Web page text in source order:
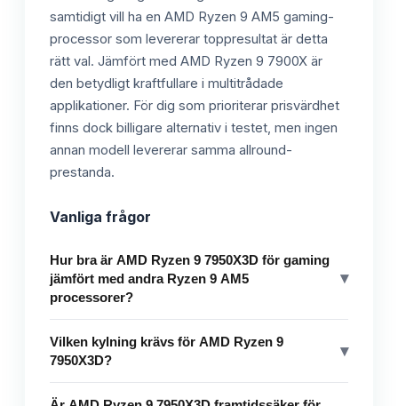
samtidigt vill ha en AMD Ryzen 9 AM5 gaming-
processor som levererar toppresultat är detta
rätt val. Jämfört med AMD Ryzen 9 7900X är
den betydligt kraftfullare i multitrådade
applikationer. För dig som prioriterar prisvärdhet
finns dock billigare alternativ i testet, men ingen
annan modell levererar samma allround-
prestanda.
Vanliga frågor
Hur bra är AMD Ryzen 9 7950X3D för gaming
jämfört med andra Ryzen 9 AM5
processorer?
▾
Vilken kylning krävs för AMD Ryzen 9
7950X3D?
▾